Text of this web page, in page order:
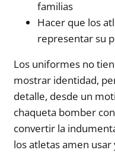
familias
Hacer que los
representar su
Los uniformes no
mostrar identidad,
detalle, desde un
chaqueta bomber
convertir la
los atletas amen